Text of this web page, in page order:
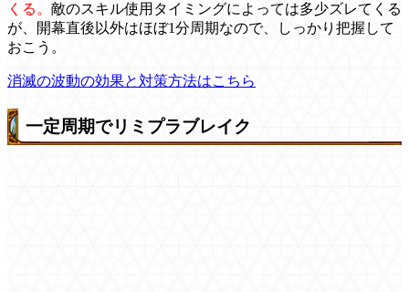
くる。 敵のスキル使用タイミングによっては多少ズレてくる
が、開幕直後以外はほぼ1分周期なので、しっかり把握して
おこう。
消滅の波動の効果と対策方法はこちら
一定周期でリミプラブレイク